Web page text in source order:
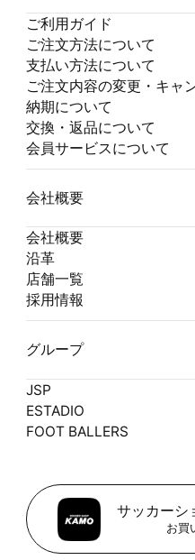
ご利用ガイド
ご注文方法について
支払い方法について
ご注文内容の変更・キャ
納期について
交換・返品について
会員サービスについて
会社概要
会社概要
沿革
店舗一覧
採用情報
グループ
JSP
ESTADIO
FOOT BALLERS
サッカーシ
お買